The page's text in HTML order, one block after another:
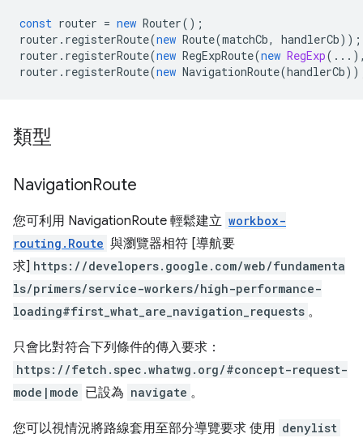
const router = new Router();
router . registerRoute(new Route(matchCb, handlerCb));
router . registerRoute(new RegExpRoute(new RegExp
router . registerRoute(new NavigationRoute(handlerCb
類型
NavigationRoute
您可利用 NavigationRoute 輕鬆建立 workbox-
routing.Route 與瀏覽器相符 [導航要
求] https://developers.google.com/web/fundamenta
ls/primers/service-workers/high-performance-
loading#first_what_are_navigation_requests 。
只會比對符合下列條件的傳入要求：
https://fetch.spec.whatwg.org/#concept-request-
mode|mode 已設為 navigate 。
您可以視情況將路線套用至部分導覽要求 使用 denylist